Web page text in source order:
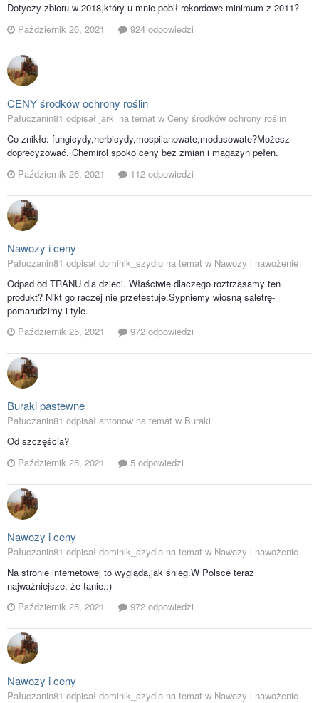
Dotyczy zbioru w 2018,który u mnie pobił rekordowe minimum z 2011?
Październik 26, 2021
924 odpowiedzi
CENY środków ochrony roślin
Pałuczanin81 odpisał jarki na temat w Ceny środków ochrony roślin
Co znikło: fungicydy,herbicydy,mospilanowate,modusowate?Możesz
doprecyzować. Chemirol spoko ceny bez zmian i magazyn pełen.
Październik 26, 2021
112 odpowiedzi
Nawozy i ceny
Pałuczanin81 odpisał dominik_szydlo na temat w Nawozy i nawożenie
Odpad od TRANU dla dzieci. Właściwie dlaczego roztrząsamy ten
produkt? Nikt go raczej nie przetestuje.Sypniemy wiosną saletrę-
pomarudzimy i tyle.
Październik 25, 2021
972 odpowiedzi
Buraki pastewne
Pałuczanin81 odpisał antonow na temat w Buraki
Od szczęścia?
Październik 25, 2021
5 odpowiedzi
Nawozy i ceny
Pałuczanin81 odpisał dominik_szydlo na temat w Nawozy i nawożenie
Na stronie internetowej to wygląda,jak śnieg.W Polsce teraz
najważniejsze, że tanie.:)
Październik 25, 2021
972 odpowiedzi
Nawozy i ceny
Pałuczanin81 odpisał dominik_szydlo na temat w Nawozy i nawożenie